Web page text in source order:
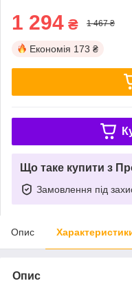
1 294 ₴ 1 467 ₴
Економія 173 ₴
Що таке купити з
Замовлення під
Опис
Опис